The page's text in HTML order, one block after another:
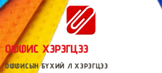
ОФФИС ХЭРЭГЦЭЭ
ОФФИСЫН БҮХИЙ Л ХЭРЭГЦЭЭ